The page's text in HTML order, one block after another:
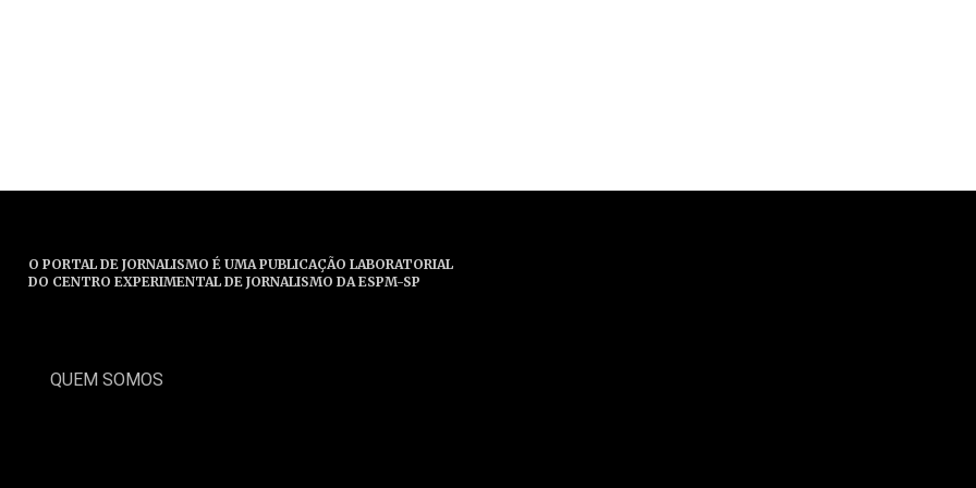
O PORTAL DE JORNALISMO É UMA PUBLICAÇÃO LABORATORIAL
DO CENTRO EXPERIMENTAL DE JORNALISMO DA ESPM-SP
QUEM SOMOS